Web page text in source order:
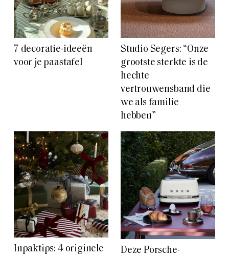
7 decoratie-ideeën
voor je paastafel
Studio Segers: “Onze
grootste sterkte is de
hechte
vertrouwensband die
we als familie
hebben”
Inpaktips: 4 originele
Deze Porsche-